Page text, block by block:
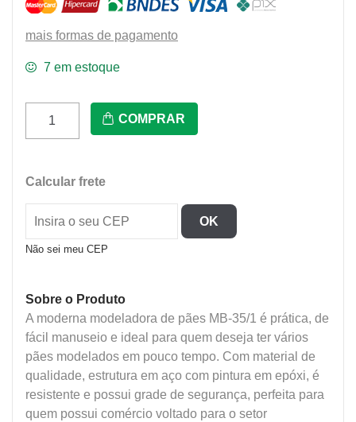
mais formas de pagamento
7 em estoque
De
Paes
350Mm
quantidade
COMPRAR
Calcular frete
OK
Não sei meu CEP
Sobre o Produto
A moderna modeladora de pães MB-35/1 é prática, de
fácil manuseio e ideal para quem deseja ter vários
pães modelados em pouco tempo. Com material de
qualidade, estrutura em aço com pintura em epóxi, é
resistente e possui grade de segurança, perfeita para
quem possui comércio voltado para o setor